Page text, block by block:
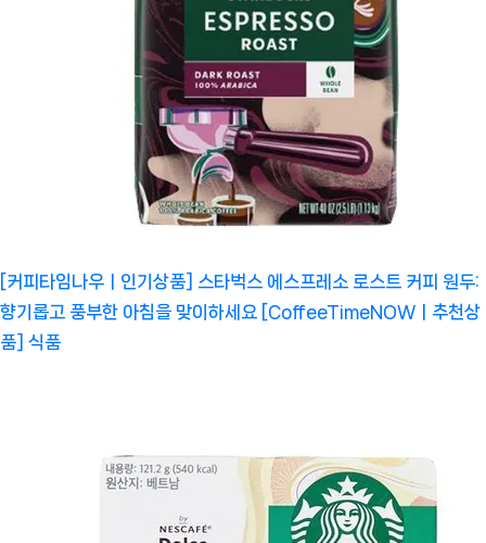
[커피타임나우ㅣ인기상품] 스타벅스 에스프레소 로스트 커피 원두:
향기롭고 풍부한 아침을 맞이하세요 [CoffeeTimeNOWㅣ추천상
품] 식품